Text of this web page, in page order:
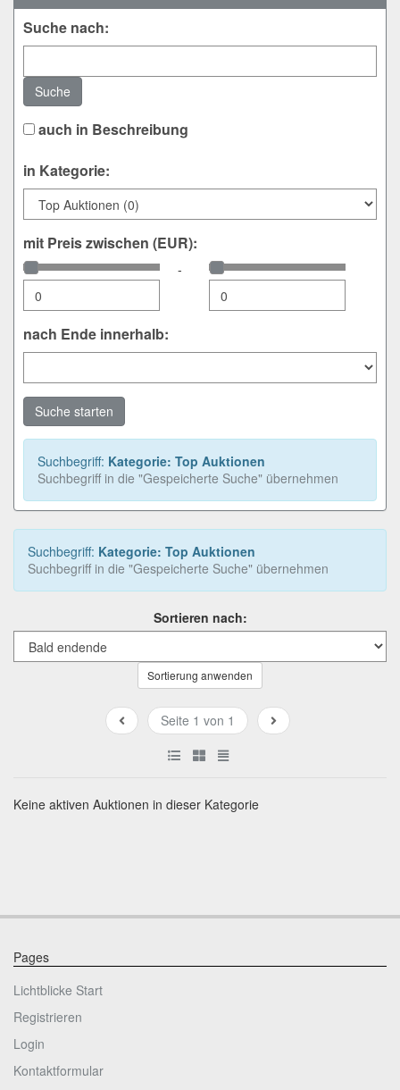
Suche nach:
Suche
auch in Beschreibung
in Kategorie:
mit Preis zwischen (EUR):
-
nach Ende innerhalb:
Suche starten
Suchbegriff: Kategorie: Top Auktionen
Suchbegriff in die "Gespeicherte Suche" übernehmen
Suchbegriff: Kategorie: Top Auktionen
Suchbegriff in die "Gespeicherte Suche" übernehmen
Sortieren nach:
Sortierung anwenden
Seite 1 von 1
Keine aktiven Auktionen in dieser Kategorie
Pages
Lichtblicke Start
Registrieren
Login
Kontaktformular